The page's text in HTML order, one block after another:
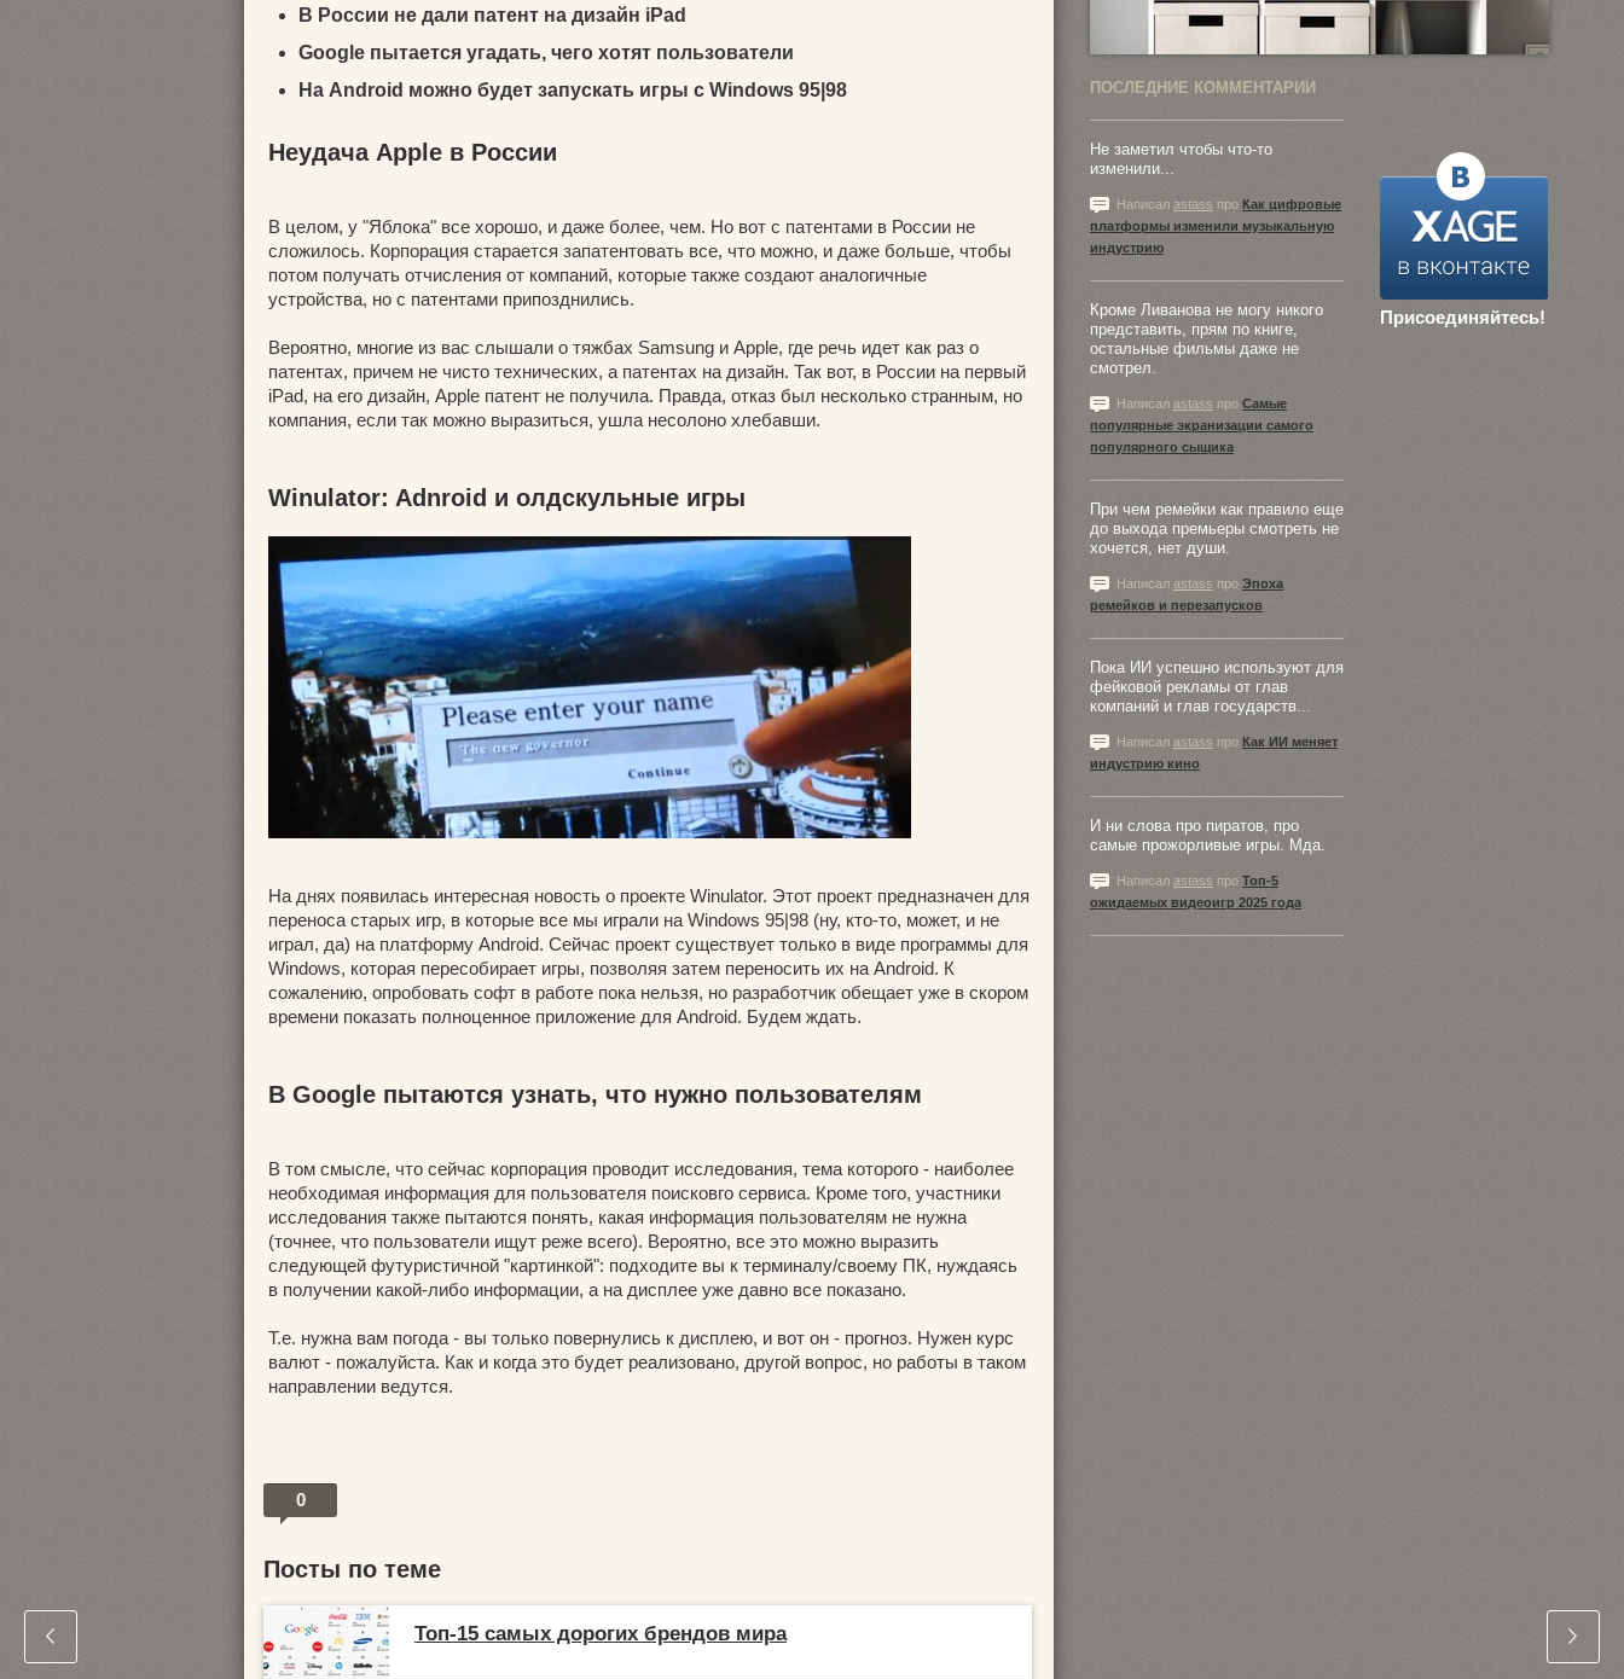
В России не дали патент на дизайн iPad
Google пытается угадать, чего хотят пользователи
На Android можно будет запускать игры с Windows 95|98
Неудача Apple в России
В целом, у "Яблока" все хорошо, и даже более, чем. Но вот с патентами в России не
сложилось. Корпорация старается запатентовать все, что можно, и даже больше, чтобы
потом получать отчисления от компаний, которые также создают аналогичные
устройства, но с патентами припозднились.
Вероятно, многие из вас слышали о тяжбах Samsung и Apple, где речь идет как раз о
патентах, причем не чисто технических, а патентах на дизайн. Так вот, в России на первый
iPad, на его дизайн, Apple патент не получила. Правда, отказ был несколько странным, но
компания, если так можно выразиться, ушла несолоно хлебавши.
Winulator: Adnroid и олдскульные игры
На днях появилась интересная новость о проекте Winulator. Этот проект предназначен для
переноса старых игр, в которые все мы играли на Windows 95|98 (ну, кто-то, может, и не
играл, да) на платформу Android. Сейчас проект существует только в виде программы для
Windows, которая пересобирает игры, позволяя затем переносить их на Android. К
сожалению, опробовать софт в работе пока нельзя, но разработчик обещает уже в скором
времени показать полноценное приложение для Android. Будем ждать.
В Google пытаются узнать, что нужно пользователям
В том смысле, что сейчас корпорация проводит исследования, тема которого - наиболее
необходимая информация для пользователя поисковго сервиса. Кроме того, участники
исследования также пытаются понять, какая информация пользователям не нужна
(точнее, что пользователи ищут реже всего). Вероятно, все это можно выразить
следующей футуристичной "картинкой": подходите вы к терминалу/своему ПК, нуждаясь
в получении какой-либо информации, а на дисплее уже давно все показано.
Т.е. нужна вам погода - вы только повернулись к дисплею, и вот он - прогноз. Нужен курс
валют - пожалуйста. Как и когда это будет реализовано, другой вопрос, но работы в таком
направлении ведутся.
0
Посты по теме
Топ-15 самых дорогих брендов мира
ПОСЛЕДНИЕ КОММЕНТАРИИ
Присоединяйтесь!
Не заметил чтобы что-то
изменили...
Написал astass про Как цифровые
платформы изменили музыкальную
индустрию
Кроме Ливанова не могу никого
представить, прям по книге,
остальные фильмы даже не
смотрел.
Написал astass про Самые
популярные экранизации самого
популярного сыщика
При чем ремейки как правило еще
до выхода премьеры смотреть не
хочется, нет души.
Написал astass про Эпоха
ремейков и перезапусков
Пока ИИ успешно используют для
фейковой рекламы от глав
компаний и глав государств...
Написал astass про Как ИИ меняет
индустрию кино
И ни слова про пиратов, про
самые прожорливые игры. Мда.
Написал astass про Топ-5
ожидаемых видеоигр 2025 года